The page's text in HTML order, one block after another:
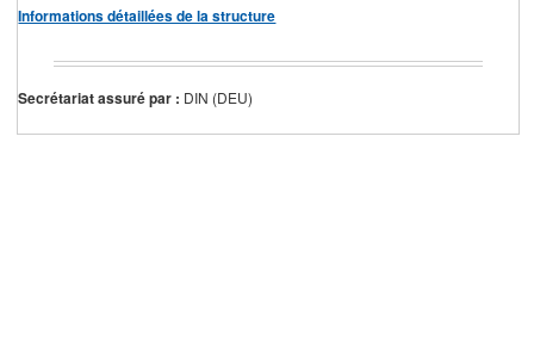
Informations détaillées de la structure
Secrétariat assuré par : DIN (DEU)